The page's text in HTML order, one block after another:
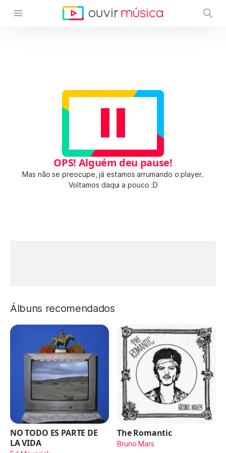
OPS! Alguém deu pause!
Mas não se preocupe, já estamos arrumando o player.
Voltamos daqui a pouco ;D
Álbuns recomendados
NO TODO ES PARTE DE
LA VIDA
The Romantic
Bruno Mars